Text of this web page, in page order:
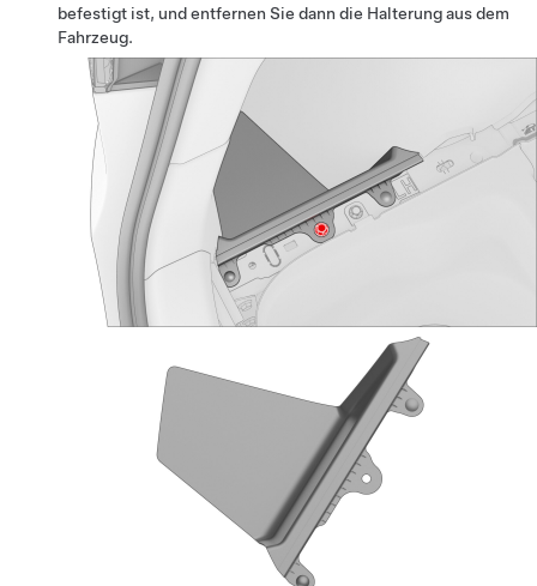
befestigt ist, und entfernen Sie dann die Halterung aus dem
Fahrzeug.